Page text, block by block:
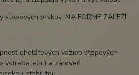
prvkov: NA FORME ZÁLEŽÍ
chelátových väzieb stopových
vstrebateľnú a zároveň